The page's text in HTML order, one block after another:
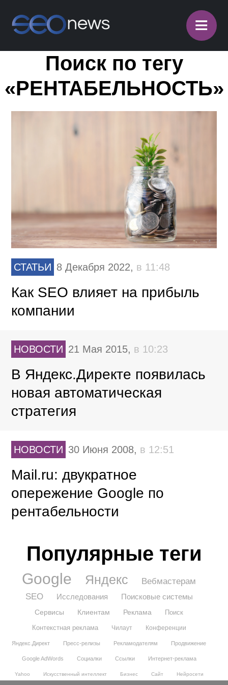
≡
Поиск по тегу
«РЕНТАБЕЛЬНОСТЬ»
СТАТЬИ 8 Декабря 2022, в 11:48
Как SEO влияет на прибыль
компании
НОВОСТИ 21 Мая 2015, в 10:23
В Яндекс.Директе появилась
новая автоматическая
стратегия
НОВОСТИ 30 Июня 2008, в 12:51
Mail.ru: двукратное
опережение Google по
рентабельности
Популярные теги
Google Яндекс
Вебмастерам
SEO
Исследования Поисковые системы
Сервисы Клиентам Реклама
Поиск
Контекстная реклама
Чилаут Конференции
Яндекс.Директ Пресс-релизы Рекламодателям Продвижение
Google AdWords Социалки Ссылки Интернет-реклама
Yahoo Искусственный интеллект Бизнес Сайт Нейросети